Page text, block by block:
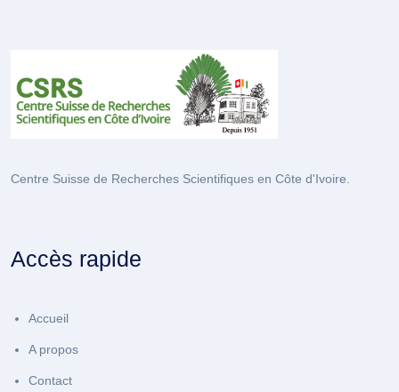
Centre Suisse de Recherches Scientifiques en Côte d'Ivoire.
Accès rapide
Accueil
A propos
Contact